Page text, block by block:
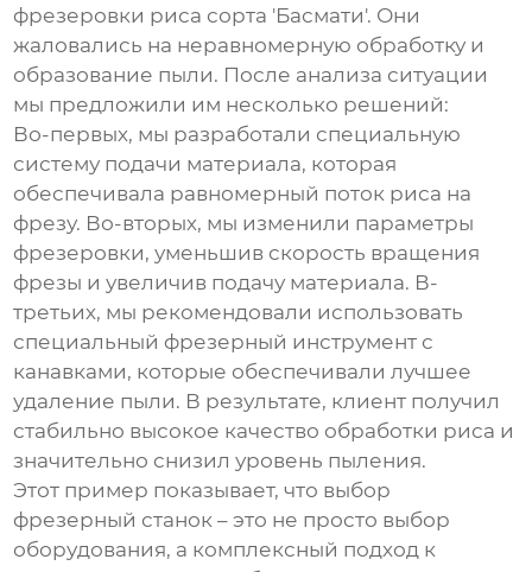
фрезеровки риса сорта 'Басмати'. Они
жаловались на неравномерную обработку и
образование пыли. После анализа ситуации
мы предложили им несколько решений:
Во-первых, мы разработали специальную
систему подачи материала, которая
обеспечивала равномерный поток риса на
фрезу. Во-вторых, мы изменили параметры
фрезеровки, уменьшив скорость вращения
фрезы и увеличив подачу материала. В-
третьих, мы рекомендовали использовать
специальный фрезерный инструмент с
канавками, которые обеспечивали лучшее
удаление пыли. В результате, клиент получил
стабильно высокое качество обработки риса и
значительно снизил уровень пыления.
Этот пример показывает, что выбор
фрезерный станок – это не просто выбор
оборудования, а комплексный подход к